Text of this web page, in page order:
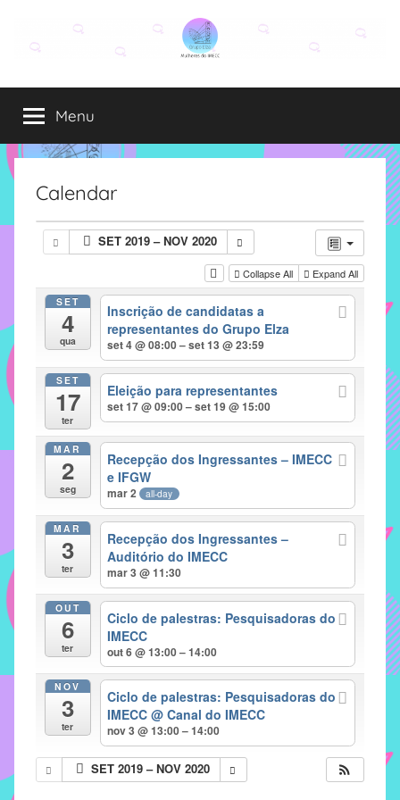
conteúdo
Grupo
Elza
Elza
é
formado
alunas,
funcionárias
IMECC
como
atribuição
implementar
mecanismos
proporcionem
fortalecimento
sociais
profissionais
alunos,
professores
IMECC,
Menu
Calendar
SET 2019 – NOV 2020
Collapse All Expand All
SET
4
qua
Inscrição de candidatas a
representantes do Grupo Elza
set 4 @ 08:00 – set 13 @ 23:59
SET
17
ter
Eleição para representantes
set 17 @ 09:00 – set 19 @ 15:00
MAR
2
seg
Recepção dos Ingressantes – IMECC
e IFGW
mar 2 all-day
MAR
3
ter
Recepção dos Ingressantes –
Auditório do IMECC
mar 3 @ 11:30
OUT
6
ter
Ciclo de palestras: Pesquisadoras do
IMECC
out 6 @ 13:00 – 14:00
NOV
3
ter
Ciclo de palestras: Pesquisadoras do
IMECC@ Canal do IMECC
nov 3 @ 13:00 – 14:00
SET 2019 – NOV 2020